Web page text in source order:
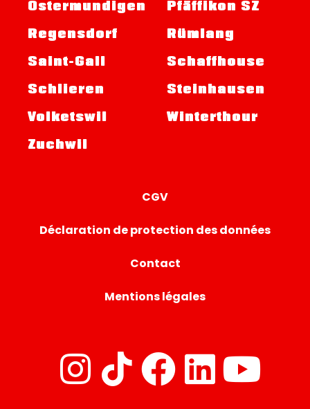
Ostermundigen
Regensdorf
Saint-Gall
Schlieren
Volketswil
Zuchwil
Pfäffikon SZ
Rümlang
Schaffhouse
Steinhausen
Winterthour
CGV
Déclaration de protection des données
Contact
Mentions légales